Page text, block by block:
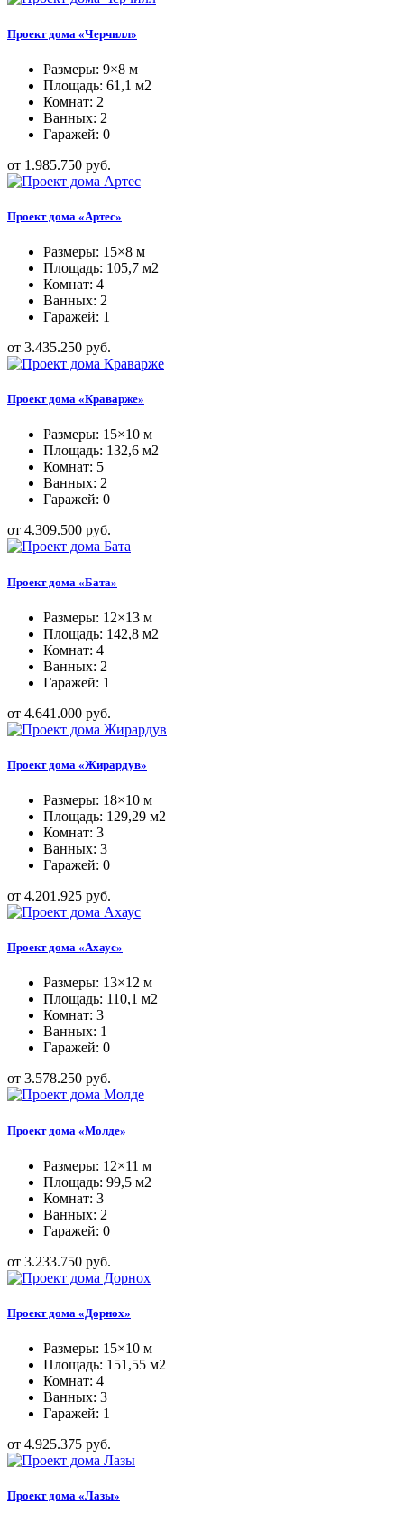
Проект дома «Черчилл»
Размеры: 9×8 м
Площадь: 61,1 м2
Комнат: 2
Ванных: 2
Гаражей: 0
от 1.985.750 руб.
Проект дома «Артес»
Размеры: 15×8 м
Площадь: 105,7 м2
Комнат: 4
Ванных: 2
Гаражей: 1
от 3.435.250 руб.
Проект дома «Краварже»
Размеры: 15×10 м
Площадь: 132,6 м2
Комнат: 5
Ванных: 2
Гаражей: 0
от 4.309.500 руб.
Проект дома «Бата»
Размеры: 12×13 м
Площадь: 142,8 м2
Комнат: 4
Ванных: 2
Гаражей: 1
от 4.641.000 руб.
Проект дома «Жирардув»
Размеры: 18×10 м
Площадь: 129,29 м2
Комнат: 3
Ванных: 3
Гаражей: 0
от 4.201.925 руб.
Проект дома «Ахаус»
Размеры: 13×12 м
Площадь: 110,1 м2
Комнат: 3
Ванных: 1
Гаражей: 0
от 3.578.250 руб.
Проект дома «Молде»
Размеры: 12×11 м
Площадь: 99,5 м2
Комнат: 3
Ванных: 2
Гаражей: 0
от 3.233.750 руб.
Проект дома «Дорнох»
Размеры: 15×10 м
Площадь: 151,55 м2
Комнат: 4
Ванных: 3
Гаражей: 1
от 4.925.375 руб.
Проект дома «Лазы»